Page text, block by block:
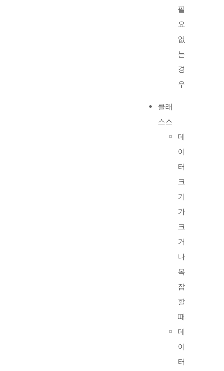
필
요
없
는
경
우
클래
스스
데
이
터
크
기
가
크
거
나
복
잡
할
때.
데
이
터